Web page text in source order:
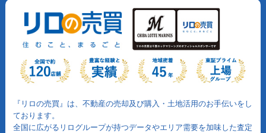
『リロの売買』は、不動産の売却及び購入・土地活用のお手伝いをし
ております。
全国に広がるリログループが持つデータやエリア需要を加味した査定